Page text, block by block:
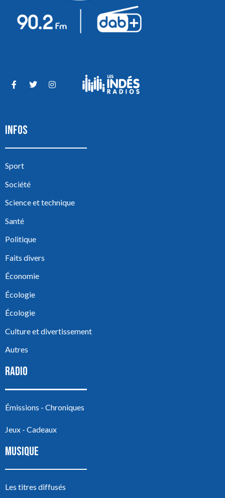
INFOS
Sport
Société
Science et technique
Santé
Politique
Faits divers
Économie
Écologie
Écologie
Culture et divertissement
Autres
RADIO
Émissions - Chroniques
Jeux - Cadeaux
MUSIQUE
Les titres diffusés